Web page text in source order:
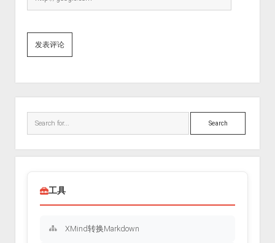
Search
工具
XMind转换Markdown